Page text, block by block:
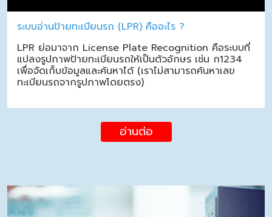
ระบบอ่านป้ายทะเบียนรถ (LPR) คืออะไร ?
LPR ย่อมาจาก License Plate Recognition คือระบบที่
แปลงรูปภาพป้ายทะเบียนรถให้เป็นตัวอักษร เช่น ก1234
เพื่อจัดเก็บข้อมูลและค้นหาได้ (เราไม่สามารถค้นหาเลข
ทะเบียนรถจากรูปภาพโดยตรง)
อ่านต่อ